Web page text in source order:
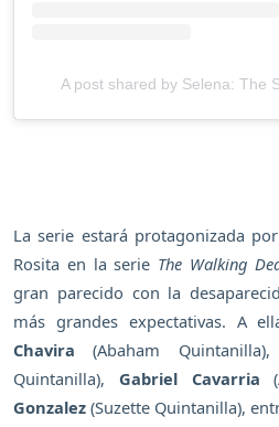
A post shared by Selena: The
La serie estará protagonizada
Rosita en la serie The Walking
gran parecido con la
más grandes expectativas. A
Chavira (Abaham
Quintanilla), Gabriel Cavarria
Gonzalez (Suzette Quintanilla),